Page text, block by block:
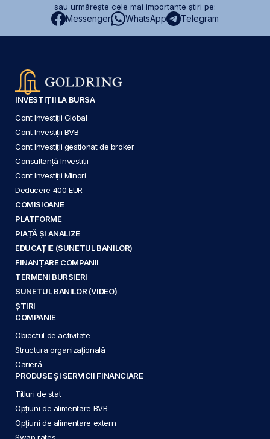
sau urmărește cele mai importante știri pe:
Messenger WhatsApp Telegram
INVESTIȚII LA BURSA
Cont Investiții Global
Cont Investiții BVB
Cont Investiții gestionat de broker
Consultanță Investiții
Cont Investiții Minori
Deducere 400 EUR
COMISIOANE
PLATFORME
PIAȚĂ ȘI ANALIZE
EDUCAȚIE (SUNETUL BANILOR)
FINANȚARE COMPANII
TERMENI BURSIERI
SUNETUL BANILOR (VIDEO)
ȘTIRI
COMPANIE
Obiectul de activitate
Structura organizațională
Carieră
PRODUSE ȘI SERVICII FINANCIARE
Titluri de stat
Opțiuni de alimentare BVB
Opțiuni de alimentare extern
Swap rates